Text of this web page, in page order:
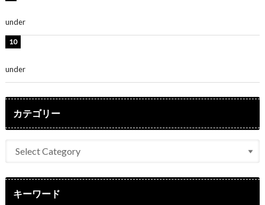
under
under
カテゴリー
キーワード